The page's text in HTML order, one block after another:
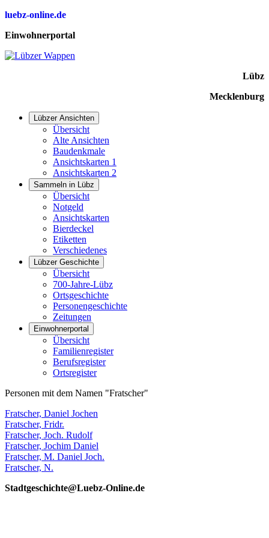
luebz-online.de
Einwohnerportal
Lübz
Mecklenburg
Lübzer Ansichten
Übersicht
Alte Ansichten
Baudenkmale
Ansichtskarten 1
Ansichtskarten 2
Sammeln in Lübz
Übersicht
Notgeld
Ansichtskarten
Bierdeckel
Etiketten
Verschiedenes
Lübzer Geschichte
Übersicht
700-Jahre-Lübz
Ortsgeschichte
Personengeschichte
Zeitungen
Einwohnerportal
Übersicht
Familienregister
Berufsregister
Ortsregister
Personen mit dem Namen "Fratscher"
Fratscher, Daniel Jochen
Fratscher, Fridr.
Fratscher, Joch. Rudolf
Fratscher, Jochim Daniel
Fratscher, M. Daniel Joch.
Fratscher, N.
Stadtgeschichte@Luebz-Online.de